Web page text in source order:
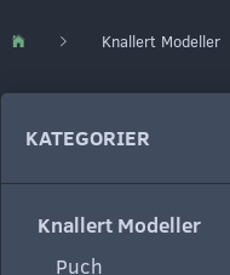
Knallert Modeller
KATEGORIER
Knallert Modeller
Puch